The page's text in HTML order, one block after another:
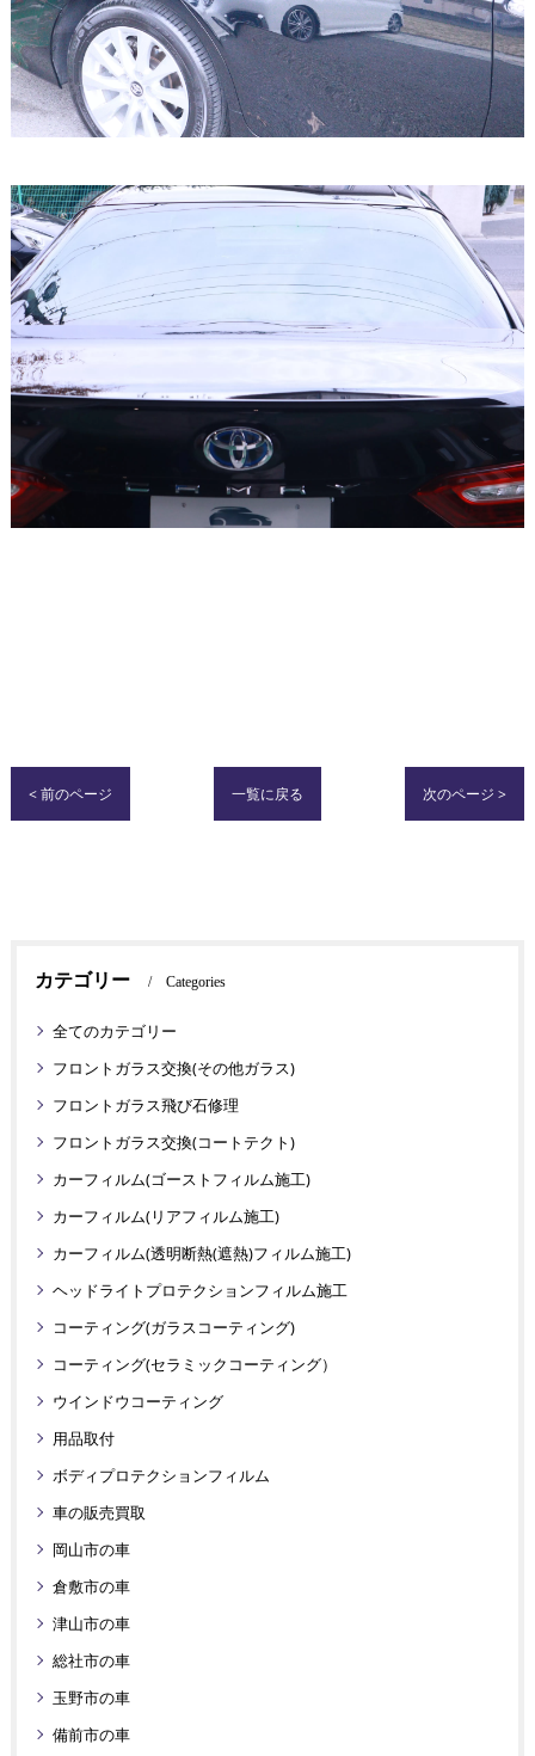
< 前のページ 一覧に戻る 次のページ >
カテゴリー Categories
全てのカテゴリー
フロントガラス交換(その他ガラス)
フロントガラス飛び石修理
フロントガラス交換(コートテクト)
カーフィルム(ゴーストフィルム施工)
カーフィルム(リアフィルム施工)
カーフィルム(透明断熱(遮熱)フィルム施工)
ヘッドライトプロテクションフィルム施工
コーティング(ガラスコーティング)
コーティング(セラミックコーティング）
ウインドウコーティング
用品取付
ボディプロテクションフィルム
車の販売買取
岡山市の車
倉敷市の車
津山市の車
総社市の車
玉野市の車
備前市の車